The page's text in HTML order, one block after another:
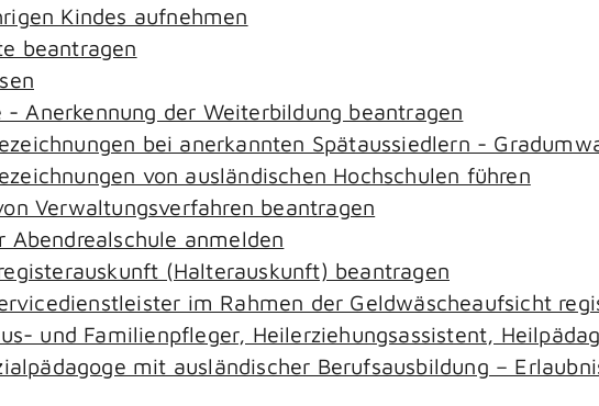
Kindes aufnehmen
beantragen
Anerkennung der Weiterbildung beantragen
bei anerkannten Spätaussiedlern -
von ausländischen Hochschulen führen
Verwaltungsverfahren beantragen
anmelden
(Halterauskunft) beantragen
im Rahmen der Geldwäscheaufsicht
und Familienpfleger, Heilerziehungsassistent,
mit ausländischer Berufsausbildung –